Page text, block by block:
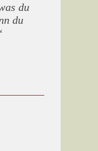
du
du